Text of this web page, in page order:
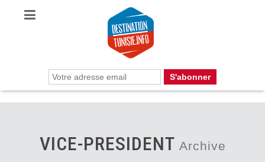
VICE-PRESIDENT Archive